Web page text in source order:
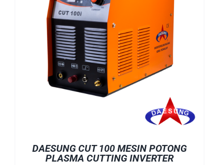
DAESUNG CUT 100 MESIN POTONG
PLASMA CUTTING INVERTER